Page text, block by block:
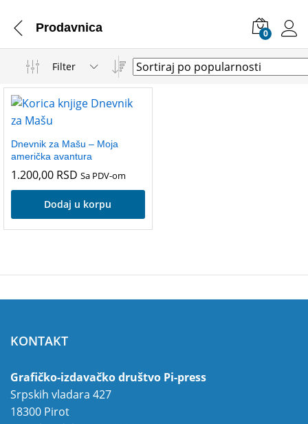
Prodavnica 0
Filter
Dnevnik za Mašu – Moja
američka avantura
1.200,00 RSD Sa PDV-om
Dodaj u korpu
KONTAKT
Grafičko-izdavačko društvo Pi-press
Srpskih vladara 427
18300 Pirot